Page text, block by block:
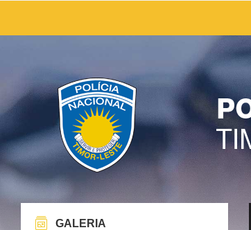
GALERIA